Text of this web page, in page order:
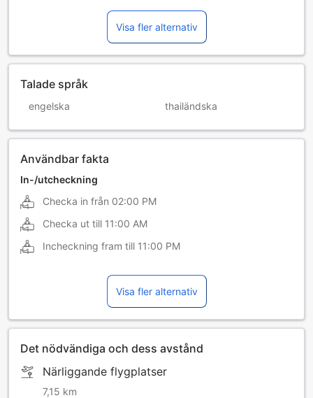
Visa fler alternativ
Talade språk
engelska thailändska
Användbar fakta
In-/utcheckning
Checka in från 02:00 PM
Checka ut till 11:00 AM
Incheckning fram till 11:00 PM
Visa fler alternativ
Det nödvändiga och dess avstånd
Närliggande flygplatser
7,15 km